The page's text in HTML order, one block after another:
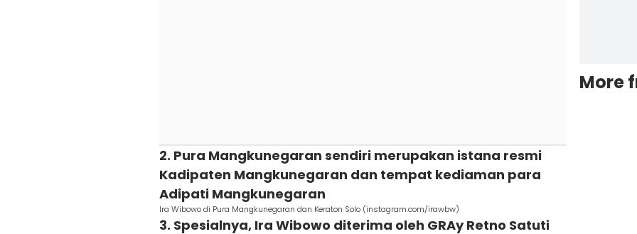
2. Pura Mangkunegaran sendiri merupakan istana resmi
Kadipaten Mangkunegaran dan tempat kediaman para
Adipati Mangkunegaran
Ira Wibowo di Pura Mangkunegaran dan Keraton Solo (instagram.com/irawbw)
3. Spesialnya, Ira Wibowo diterima oleh GRAy Retno Satuti
More